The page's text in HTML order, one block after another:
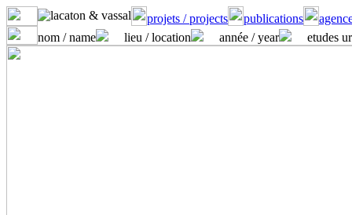
projets / projects publications
nom / name
lieu / location année / year etudes